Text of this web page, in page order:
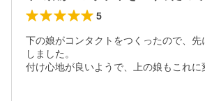
5
下の娘がコンタクトをつくったので、先
しました。
付け心地が良いようで、上の娘もこれに